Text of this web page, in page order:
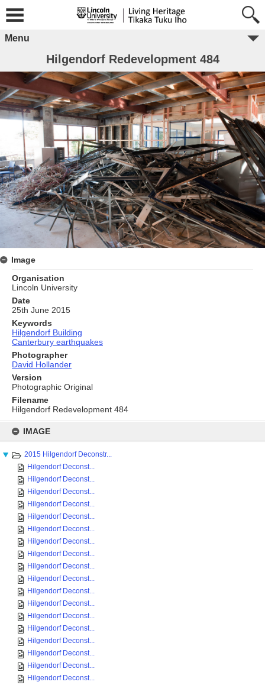
content
IMAGE
2015 Hilgendorf Deconstr...
Hilgendorf Deconst...
Hilgendorf Deconst...
Hilgendorf Deconst...
Hilgendorf Deconst...
Hilgendorf Deconst...
Hilgendorf Deconst...
Hilgendorf Deconst...
Hilgendorf Deconst...
Hilgendorf Deconst...
Hilgendorf Deconst...
Hilgendorf Deconst...
Hilgendorf Deconst...
Hilgendorf Deconst...
Hilgendorf Deconst...
Hilgendorf Deconst...
Hilgendorf Deconst...
Hilgendorf Deconst...
Hilgendorf Deconst...
Menu
Hilgendorf Redevelopment 484
Image
Organisation
Lincoln University
Date
25th June 2015
Keywords
Hilgendorf Building
Canterbury earthquakes
Photographer
David Hollander
Version
Photographic Original
Filename
Hilgendorf Redevelopment 484